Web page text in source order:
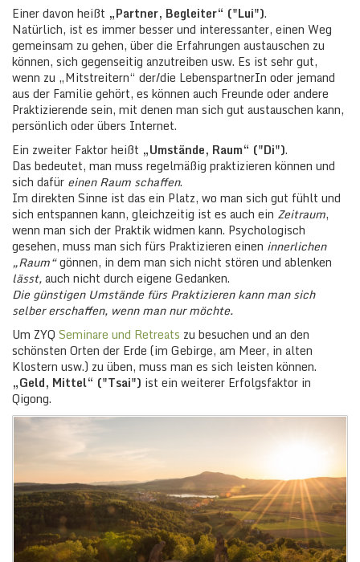
Einer davon heißt „Partner, Begleiter“ ("Lui").
Natürlich, ist es immer besser und interessanter, einen Weg
gemeinsam zu gehen, über die Erfahrungen austauschen zu
können, sich gegenseitig anzutreiben usw. Es ist sehr gut,
wenn zu „Mitstreitern“ der/die LebenspartnerIn oder jemand
aus der Familie gehört, es können auch Freunde oder andere
Praktizierende sein, mit denen man sich gut austauschen kann,
persönlich oder übers Internet.
Ein zweiter Faktor heißt „Umstände, Raum“ ("Di").
Das bedeutet, man muss regelmäßig praktizieren können und
sich dafür einen Raum schaffen.
Im direkten Sinne ist das ein Platz, wo man sich gut fühlt und
sich entspannen kann, gleichzeitig ist es auch ein Zeitraum,
wenn man sich der Praktik widmen kann. Psychologisch
gesehen, muss man sich fürs Praktizieren einen innerlichen
„Raum“gönnen, in dem man sich nicht stören und ablenken
lässt,auch nicht durch eigene Gedanken.
Die günstigen Umstände fürs Praktizieren kann man sich
selber erschaffen, wenn man nur möchte.
Um ZYQ Seminare und Retreats zu besuchen und an den
schönsten Orten der Erde (im Gebirge, am Meer, in alten
Klostern usw.) zu üben, muss man es sich leisten können.
„Geld, Mittel“ ("Tsai") ist ein weiterer Erfolgsfaktor in
Qigong.